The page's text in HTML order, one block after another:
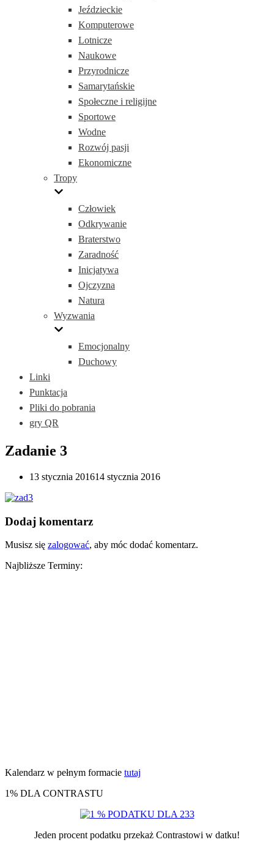
Jeździeckie
Komputerowe
Lotnicze
Naukowe
Przyrodnicze
Samarytańskie
Społeczne i religijne
Sportowe
Wodne
Rozwój pasji
Ekonomiczne
Tropy
Człowiek
Odkrywanie
Braterstwo
Zaradność
Inicjatywa
Ojczyzna
Natura
Wyzwania
Emocjonalny
Duchowy
Linki
Punktacja
Pliki do pobrania
gry QR
Zadanie 3
13 stycznia 201614 stycznia 2016
Dodaj komentarz
Musisz się zalogować, aby móc dodać komentarz.
Najbliższe Terminy:
Kalendarz w pełnym formacie tutaj
1% DLA CONTRASTU
Jeden procent podatku przekaż Contrastowi w datku!